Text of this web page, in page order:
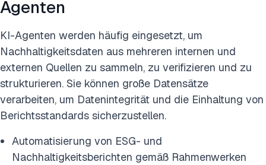
Agenten
KI-Agenten werden häufig eingesetzt, um
Nachhaltigkeitsdaten aus mehreren internen und
externen Quellen zu sammeln, zu verifizieren und zu
strukturieren. Sie können große Datensätze
verarbeiten, um Datenintegrität und die Einhaltung von
Berichtsstandards sicherzustellen.
Automatisierung von ESG- und
Nachhaltigkeitsberichten gemäß Rahmenwerken